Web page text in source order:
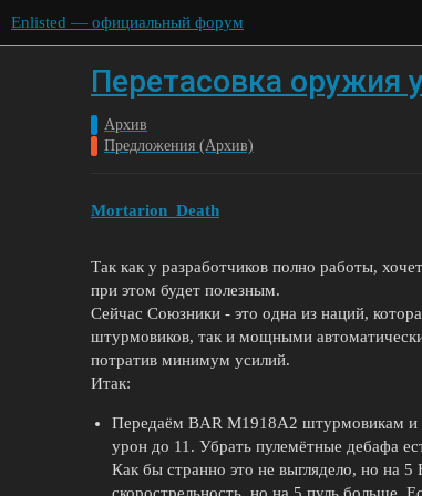
Enlisted — официальный форум
Перетасовка оружия
Архив
Предложения (Архив)
Mortarion_Death
Так как у разработчиков полно работы,
при этом будет полезным.
Сейчас Союзники - это одна из наций,
штурмовиков, так и мощными
потратив минимум усилий.
Итак:
Передаём BAR M1918A2 штурмовикам и
урон до 11. Убрать пулемётные дебафа
Как бы странно это не выглядело, но на
скорострельность, но на 5 пуль больше.